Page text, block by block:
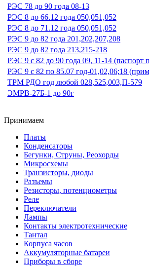
РЭС 78 до 90 года 08-13
РЭС 8 до 66.12 года 050,051,052
РЭС 8 до 71.12 года 050,051,052
РЭС 9 до 82 года 201,202,207,208
РЭС 9 до 82 года 213,215-218
РЭС 9 с 82 до 90 года 09, 11-14
РЭС 9 с 82 по 85.07 год-01,02,06;18
ТРМ РДО год любой 028,525,003,П-579
ЭМРВ-27Б-1 до 90г
Принимаем
Платы
Конденсаторы
Бегунки, Струны, Реохорды
Микросхемы
Транзисторы, диоды
Разъемы
Резисторы, потенциометры
Реле
Переключатели
Лампы
Контакты электротехнические
Тантал
Корпуса часов
Аккумуляторные батареи
Приборы в сборе